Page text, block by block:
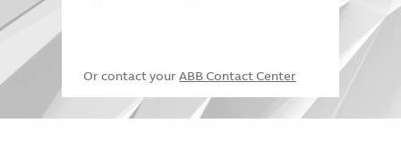
Or contact your ABB Contact Center